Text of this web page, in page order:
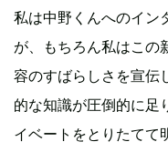
私は中野くんへのイン
が、もちろん私はこの
容のすばらしさを宣伝
的な知識が圧倒的に足
イベートをとりたてて